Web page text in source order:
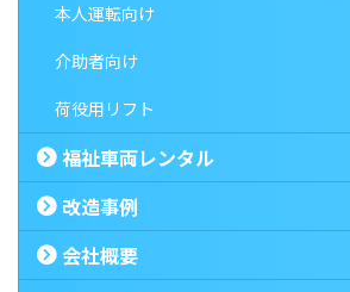
本人運転向け
介助者向け
荷役用リフト
福祉車両レンタル
改造事例
会社概要